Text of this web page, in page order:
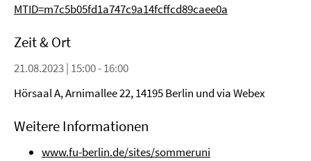
MTID=m7c5b05fd1a747c9a14fcffcd89caee0a
Zeit & Ort
21.08.2023 | 15:00 - 16:00
Hörsaal A, Arnimallee 22, 14195 Berlin und via Webex
Weitere Informationen
www.fu-berlin.de/sites/sommeruni